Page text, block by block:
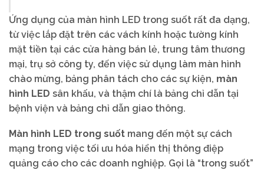
Ứng dụng của màn hình LED trong suốt rất đa dạng,
từ việc lắp đặt trên các vách kính hoặc tường kính
mặt tiền tại các cửa hàng bán lẻ, trung tâm thương
mại, trụ sở công ty, đến việc sử dụng làm màn hình
chào mừng, bảng phân tách cho các sự kiện, màn
hình LED sân khấu, và thậm chí là bảng chỉ dẫn tại
bệnh viện và bảng chỉ dẫn giao thông.
Màn hình LED trong suốt mang đến một sự cách
mạng trong việc tối ưu hóa hiển thị thông điệp
quảng cáo cho các doanh nghiệp. Gọi là “trong suốt”